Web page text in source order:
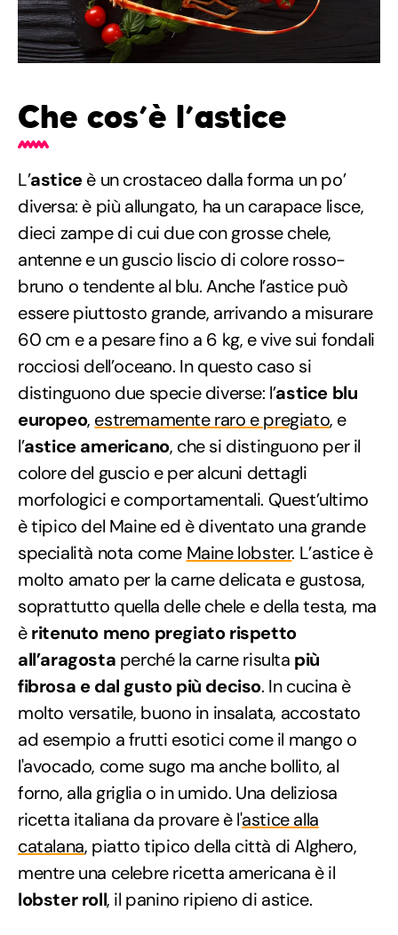
Che cos’è l’astice
L’asticeè un crostaceo dalla forma un po’
diversa: è più allungato, ha un carapace lisce,
dieci zampe di cui due con grosse chele,
antenne e un guscio liscio di colore rosso-
bruno o tendente al blu. Anche l’astice può
essere piuttosto grande, arrivando a misurare
60 cm e a pesare fino a 6 kg, e vive sui fondali
rocciosi dell’oceano. In questo caso si
distinguono due specie diverse: l’astice blu
europeo, estremamente raro e pregiato, e
l’astice americano, che si distinguono per il
colore del guscio e per alcuni dettagli
morfologici e comportamentali. Quest’ultimo
è tipico del Maine ed è diventato una grande
specialità nota come Maine lobster. L’astice è
molto amato per la carne delicata e gustosa,
soprattutto quella delle chele e della testa, ma
èritenuto meno pregiato rispetto
all’aragosta perché la carne risulta più
fibrosa e dal gusto più deciso. In cucina è
molto versatile, buono in insalata, accostato
ad esempio a frutti esotici come il mango o
l'avocado, come sugo ma anche bollito, al
forno, alla griglia o in umido. Una deliziosa
ricetta italiana da provare è l'astice alla
catalana, piatto tipico della città di Alghero,
mentre una celebre ricetta americana è il
lobster roll, il panino ripieno di astice.